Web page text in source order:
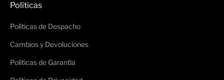
Políticas
Políticas de Despacho
Cambios y Devoluciones
Políticas de Garantía